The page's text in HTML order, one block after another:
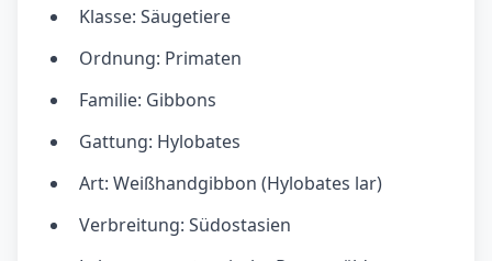
Klasse: Säugetiere
Ordnung: Primaten
Familie: Gibbons
Gattung: Hylobates
Art: Weißhandgibbon (Hylobates lar)
Verbreitung: Südostasien